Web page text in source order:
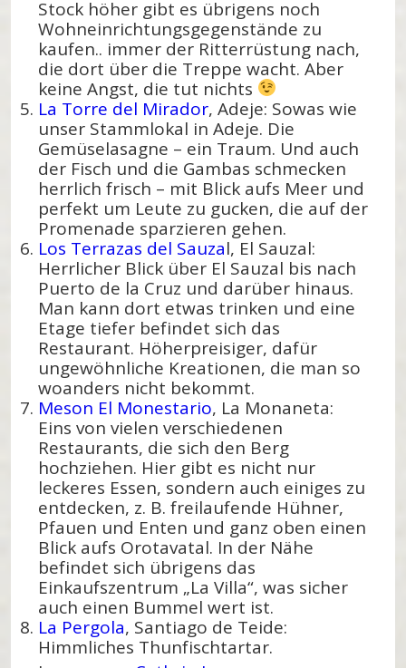
Stock höher gibt es übrigens noch
Wohneinrichtungsgegenstände zu
kaufen.. immer der Ritterrüstung nach,
die dort über die Treppe wacht. Aber
keine Angst, die tut nichts
La Torre del Mirador, Adeje: Sowas wie
unser Stammlokal in Adeje. Die
Gemüselasagne – ein Traum. Und auch
der Fisch und die Gambas schmecken
herrlich frisch – mit Blick aufs Meer und
perfekt um Leute zu gucken, die auf der
Promenade sparzieren gehen.
Los Terrazas del Sauzal, El Sauzal:
Herrlicher Blick über El Sauzal bis nach
Puerto de la Cruz und darüber hinaus.
Man kann dort etwas trinken und eine
Etage tiefer befindet sich das
Restaurant. Höherpreisiger, dafür
ungewöhnliche Kreationen, die man so
woanders nicht bekommt.
Meson El Monestario, La Monaneta:
Eins von vielen verschiedenen
Restaurants, die sich den Berg
hochziehen. Hier gibt es nicht nur
leckeres Essen, sondern auch einiges zu
entdecken, z. B. freilaufende Hühner,
Pfauen und Enten und ganz oben einen
Blick aufs Orotavatal. In der Nähe
befindet sich übrigens das
Einkaufszentrum „La Villa“, was sicher
auch einen Bummel wert ist.
La Pergola, Santiago de Teide:
Himmliches Thunfischtartar.